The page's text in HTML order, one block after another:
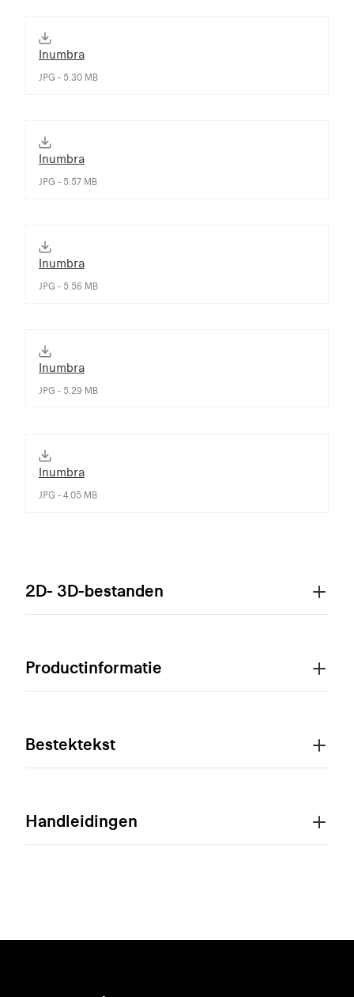
Inumbra
JPG - 5.30 MB
Inumbra
JPG - 5.57 MB
Inumbra
JPG - 5.56 MB
Inumbra
JPG - 5.29 MB
Inumbra
JPG - 4.05 MB
2D- 3D-bestanden
Productinformatie
Bestektekst
Handleidingen